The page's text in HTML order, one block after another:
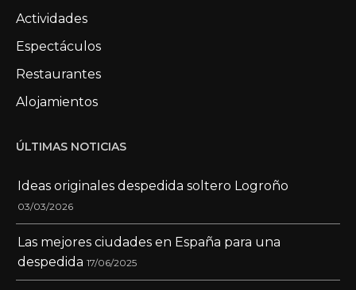
Actividades
Espectáculos
Restaurantes
Alojamientos
ÚLTIMAS NOTICIAS
Ideas originales despedida soltero Logroño
03/03/2026
Las mejores ciudades en España para una
despedida 17/06/2025